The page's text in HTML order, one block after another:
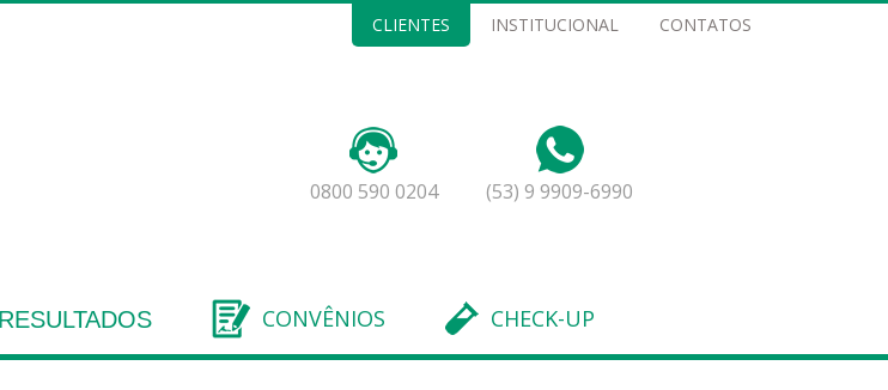
CLIENTES INSTITUCIONAL CONTATOS
0800 590 0204 (53) 9 9909-6990
RESULTADOS CONVÊNIOS CHECK-UP